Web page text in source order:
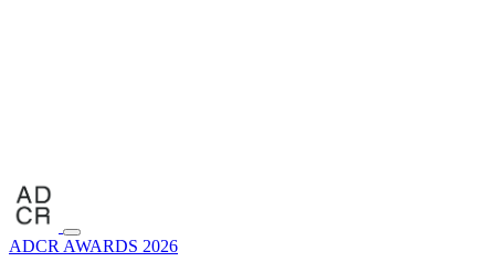
ADCR AWARDS 2026